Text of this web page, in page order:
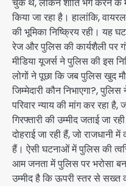
किया जा रहा है। हालांकि,
की भूमिका निष्क्रिय रही। यह
रेज और पुलिस की कार्यशैली पर
मीडिया यूजर्स ने पुलिस की इस
लोगों ने पूछा कि जब पुलिस खुद
जिम्मेदारी कौन निभाएगा?,
परिवार न्याय की मांग कर रहा
गिरफ्तारी की उम्मीद जताई जा
दोहराई जा रही हैं, जो राजधानी
हैं। ऐसी घटनाओं में पुलिस की
आम जनता में पुलिस पर भरोसा
उम्मीद है कि ऊपरी स्तर से सख्त